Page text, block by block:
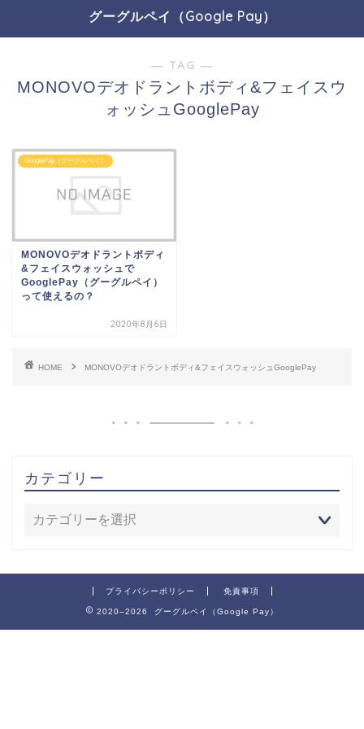
グーグルペイ（Google Pay）
― TAG ―
MONOVOデオドラントボディ&フェイスウ
ォッシュGooglePay
GooglePay（グーグルペイ）
MONOVOデオドラントボディ
&フェイスウォッシュで
GooglePay（グーグルペイ）
って使えるの？
2020年8月6日
HOME MONOVOデオドラントボディ&フェイスウォッシュGooglePay
カテゴリー
プライバシーポリシー 免責事項
2020–2026 グーグルペイ（Google Pay）